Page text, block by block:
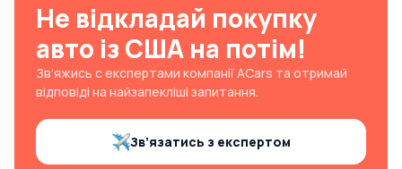
Не відкладай покупку
авто із США на потім!
Зв’яжись с експертами компанії ACars та отримай
відповіді на найзапекліші запитання.
Зв’язатись з експертом